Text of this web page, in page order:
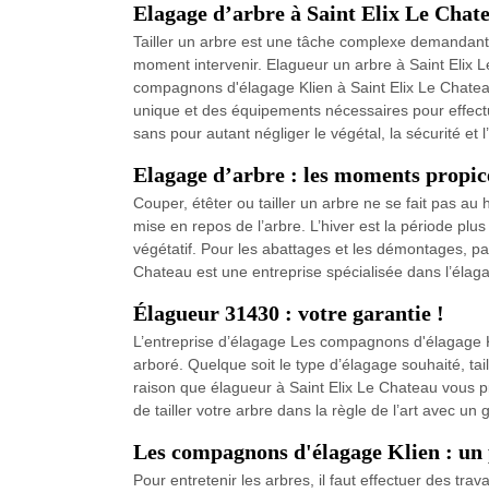
Elagage d’arbre à Saint Elix Le
Tailler un arbre est une tâche complexe
moment intervenir. Elagueur un arbre à Saint Elix
compagnons d'élagage Klien à Saint Elix Le
unique et des équipements nécessaires pour
sans pour autant négliger le végétal, la sécurité et
Elagage d’arbre : les moments
Couper, étêter ou tailler un arbre ne se fait pas au
mise en repos de l’arbre. L’hiver est la période
végétatif. Pour les abattages et les démontages,
Chateau est une entreprise spécialisée dans
Élagueur 31430 : votre garantie !
L’entreprise d’élagage Les compagnons
arboré. Quelque soit le type d’élagage souhaité,
raison que élagueur à Saint Elix Le Chateau vous
de tailler votre arbre dans la règle de l’art avec un
Les compagnons d'élagage Klien :
Pour entretenir les arbres, il faut effectuer des